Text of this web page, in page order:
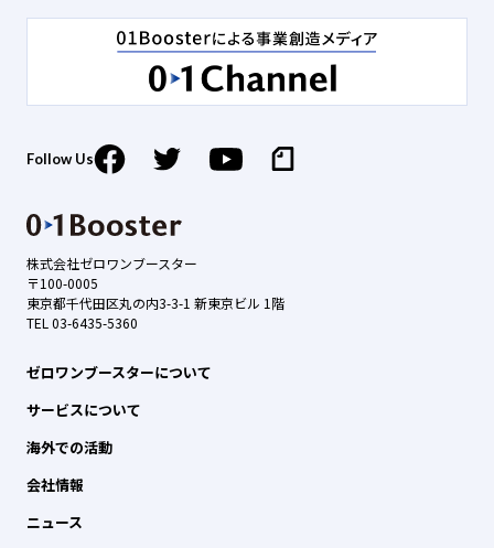
株式会社ゼロワンブースター
〒100-0005
東京都千代田区丸の内3-3-1 新東京ビル 1階
TEL 03-6435-5360
ゼロワンブースターについて
サービスについて
海外での活動
会社情報
ニュース
Follow Us